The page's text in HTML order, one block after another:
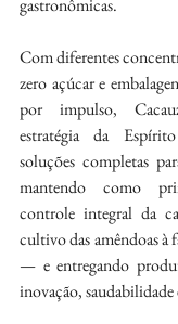
gastronômicas.
Com diferentes
zero açúcar e
por impulso,
estratégia da
soluções completas
mantendo como
controle integral da
cultivo das amêndoas
— e entregando
inovação, saudabilidade